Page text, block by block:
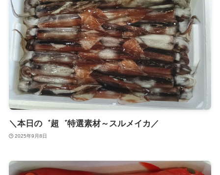
＼本日の゛超゛特選素材～スルメイカ／
2025年9月8日